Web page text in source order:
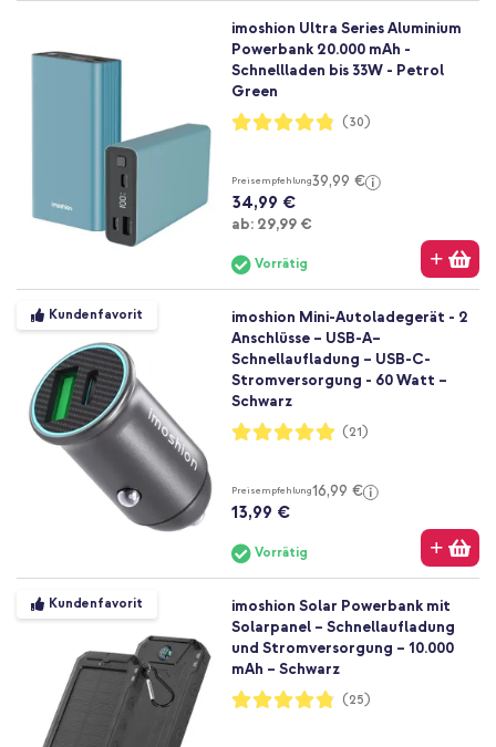
imoshion Ultra Series Aluminium
Powerbank 20.000 mAh -
Schnellladen bis 33W - Petrol
Green
Bewertung:
96%
(30)
Preisempfehlung39,99 €
34,99 €
ab: Ab
29,99 €
Vorrätig
Kundenfavorit
imoshion Mini-Autoladegerät - 2
Anschlüsse – USB-A–
Schnellaufladung – USB-C-
Stromversorgung - 60 Watt –
Schwarz
Bewertung:
98%
(21)
Preisempfehlung16,99 €
13,99 €
Vorrätig
Kundenfavorit
imoshion Solar Powerbank mit
Solarpanel – Schnellaufladung
und Stromversorgung – 10.000
mAh – Schwarz
Bewertung:
96%
(25)